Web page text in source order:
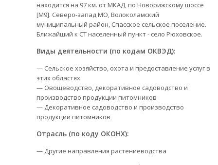
находится на 97 км. от МКАД, по Новорижскому шоссе
[М9]. Северо-запад МО, Волоколамский
муниципальный район, Спасское сельское поселение.
Ближайший к СТ населенный пункт - село Рюховское.
Виды деятельности (по кодам ОКВЭД):
— Сельское хозяйство, охота и предоставление услуг в
этих областях
— Овощеводство, декоративное садоводство и
производство продукции питомников
— Декоративное садоводство и производство
продукции питомников
Отрасль (по коду ОКОНХ):
— Другие направления растениеводства